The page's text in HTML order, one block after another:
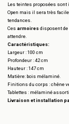
Les teintes proposées sont
Open mais il sera très
tendances.
Ces armoires disposent
attendre.
Caractéristiques:
Largeur : 100 cm
Profondeur : 42 cm
Hauteur : 147 cm
Matière: bois mélaminé.
Finitions du corps : chêne
Tablettes : mélaminé
Livraison et installation